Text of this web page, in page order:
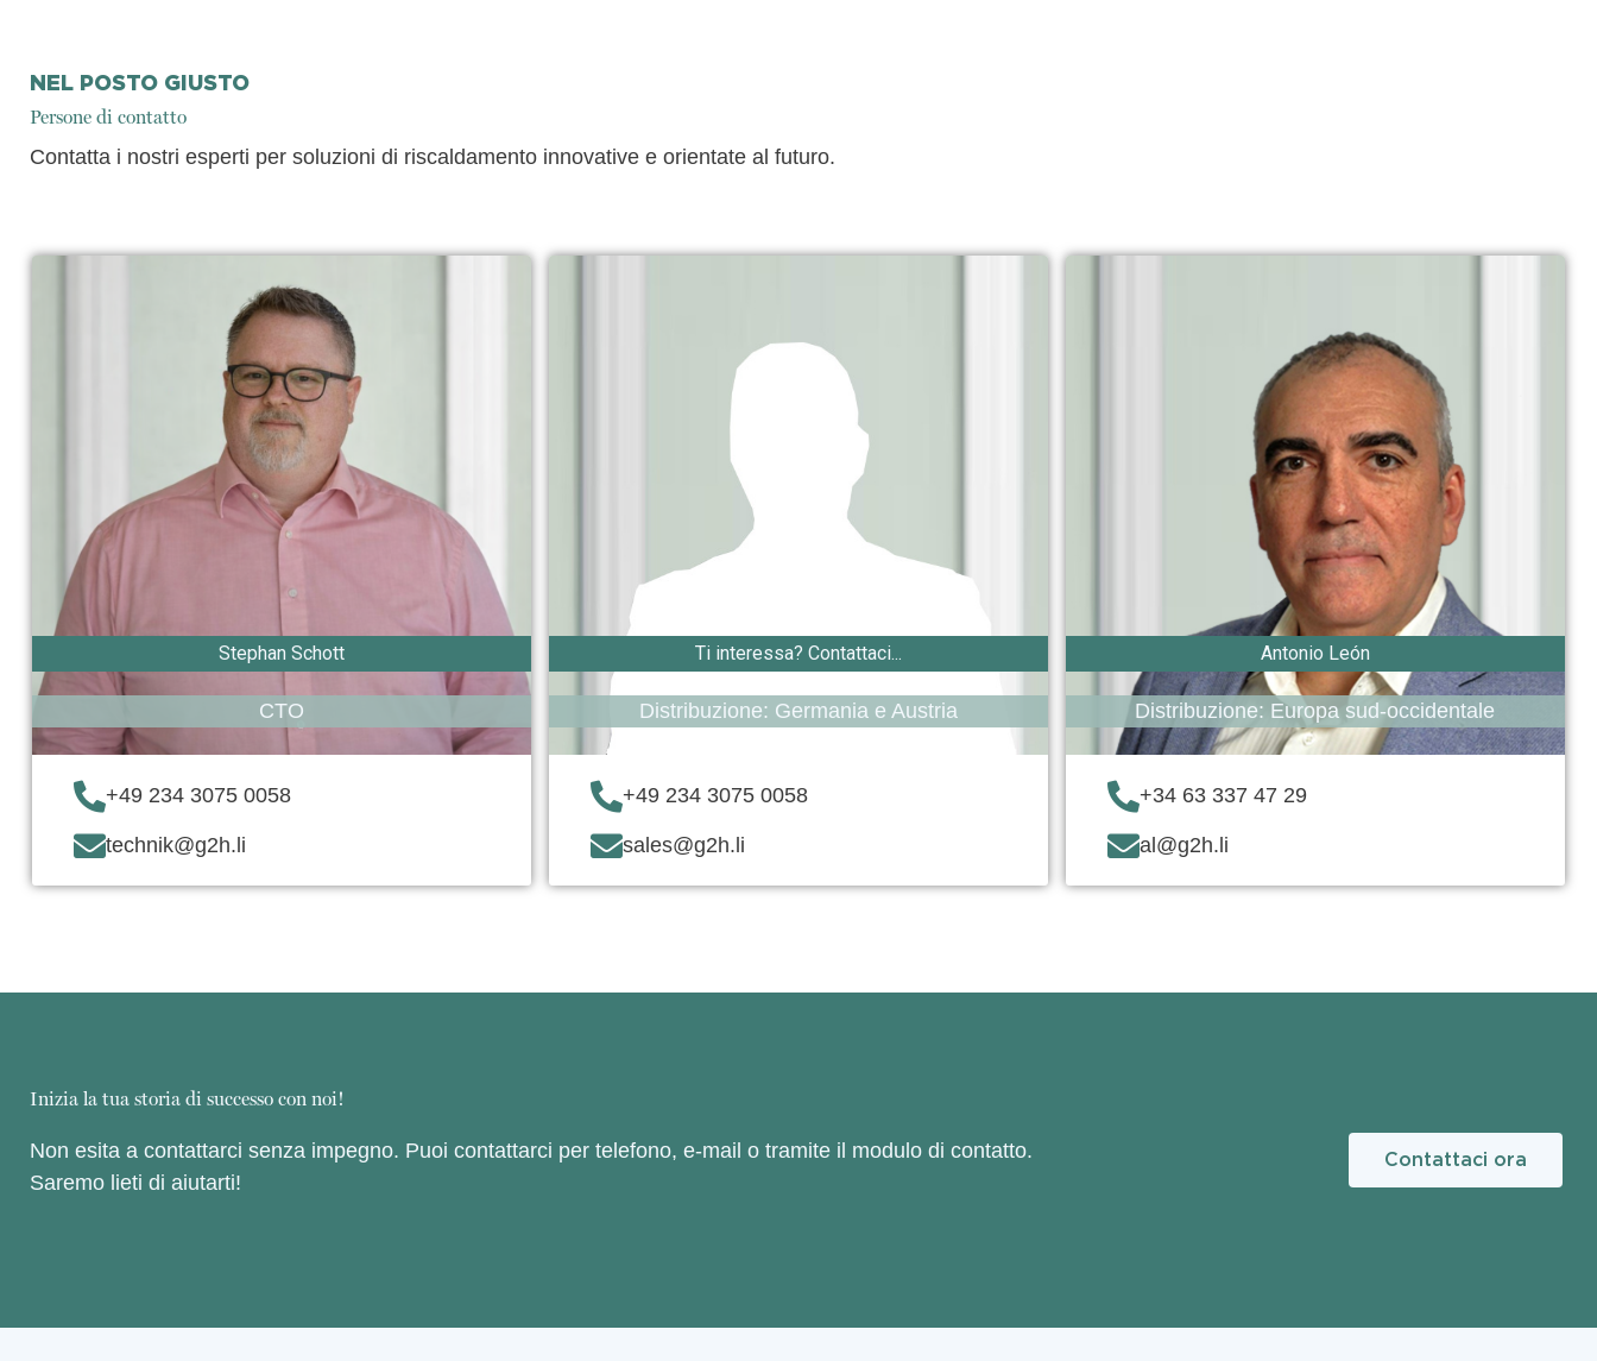
NEL POSTO GIUSTO
Persone di contatto
Contatta i nostri esperti per soluzioni di riscaldamento innovative e orientate al futuro.
Stephan Schott
CTO
+49 234 3075 0058
technik@g2h.li
Ti interessa? Contattaci...
Distribuzione: Germania e Austria
+49 234 3075 0058
sales@g2h.li
Antonio León
Distribuzione: Europa sud-occidentale
+34 63 337 47 29
al@g2h.li
Inizia la tua storia di successo con noi!
Non esita a contattarci senza impegno. Puoi contattarci per telefono, e-mail o tramite il modulo di contatto.
Saremo lieti di aiutarti!
Contattaci ora